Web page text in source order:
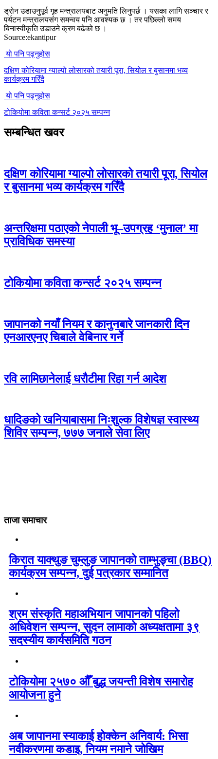
ड्रोन उडाउनुपूर्व गृह मन्त्रालयबाट अनुमति लिनुपर्छ । यसका लागि सञ्चार र
पर्यटन मन्त्रालयसंग समन्वय पनि आवश्यक छ । तर पछिल्लो समय
बिनास्वीकृति उडाउने क्रम बढेको छ ।
Source:ekantipur
यो पनि पढ्नुहोस
दक्षिण कोरियामा ग्याल्पो लोसारको तयारी पूरा, सियोल र बुसानमा भव्य
कार्यक्रम गरिँदै
यो पनि पढ्नुहोस
टोकियोमा कविता कन्सर्ट २०२५ सम्पन्न
सम्बन्धित खवर
दक्षिण कोरियामा ग्याल्पो लोसारको तयारी पूरा, सियोल
र बुसानमा भव्य कार्यक्रम गरिँदै
अन्तरिक्षमा पठाएको नेपाली भू–उपग्रह ‘मुनाल’ मा
प्राविधिक समस्या
टोकियोमा कविता कन्सर्ट २०२५ सम्पन्न
जापानको नयाँ नियम र कानुनबारे जानकारी दिन
एनआरएनए चिबाले वेबिनार गर्ने
रवि लामिछानेलाई धरौटीमा रिहा गर्न आदेश
धादिङको खनियाबासमा निःशुल्क विशेषज्ञ स्वास्थ्य
शिविर सम्पन्न, ७७७ जनाले सेवा लिए
ताजा समाचार
किरात याक्थुङ चुम्लुङ जापानको ताम्भुङ्चा (BBQ)
कार्यक्रम सम्पन्न, दुई पत्रकार सम्मानित
श्रम संस्कृति महाअभियान जापानको पहिलो
अधिवेशन सम्पन्न, सुदन लामाको अध्यक्षतामा ३९
सदस्यीय कार्यसमिति गठन
टोकियोमा २५७० औँ बुद्ध जयन्ती विशेष समारोह
आयोजना हुने
अब जापानमा स्याकाई होक्केन अनिवार्य: भिसा
नवीकरणमा कडाइ, नियम नमाने जोखिम